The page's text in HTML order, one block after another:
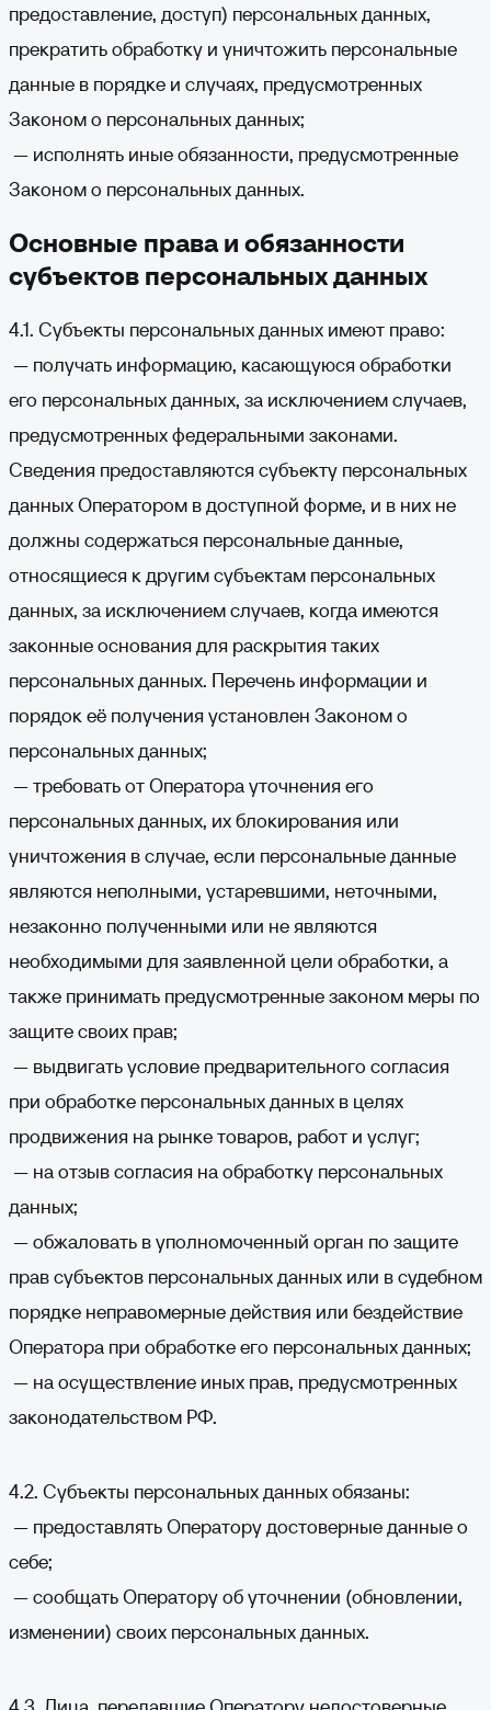
предоставление, доступ) персональных данных,
прекратить обработку и уничтожить персональные
данные в порядке и случаях, предусмотренных
Законом о персональных данных;
— исполнять иные обязанности, предусмотренные
Законом о персональных данных.
Основные права и обязанности
субъектов персональных данных
4.1. Субъекты персональных данных имеют право:
— получать информацию, касающуюся обработки
его персональных данных, за исключением случаев,
предусмотренных федеральными законами.
Сведения предоставляются субъекту персональных
данных Оператором в доступной форме, и в них не
должны содержаться персональные данные,
относящиеся к другим субъектам персональных
данных, за исключением случаев, когда имеются
законные основания для раскрытия таких
персональных данных. Перечень информации и
порядок её получения установлен Законом о
персональных данных;
— требовать от Оператора уточнения его
персональных данных, их блокирования или
уничтожения в случае, если персональные данные
являются неполными, устаревшими, неточными,
незаконно полученными или не являются
необходимыми для заявленной цели обработки, а
также принимать предусмотренные законом меры по
защите своих прав;
— выдвигать условие предварительного согласия
при обработке персональных данных в целях
продвижения на рынке товаров, работ и услуг;
— на отзыв согласия на обработку персональных
данных;
— обжаловать в уполномоченный орган по защите
прав субъектов персональных данных или в судебном
порядке неправомерные действия или бездействие
Оператора при обработке его персональных данных;
— на осуществление иных прав, предусмотренных
законодательством РФ.
4.2. Субъекты персональных данных обязаны:
— предоставлять Оператору достоверные данные о
себе;
— сообщать Оператору об уточнении (обновлении,
изменении) своих персональных данных.